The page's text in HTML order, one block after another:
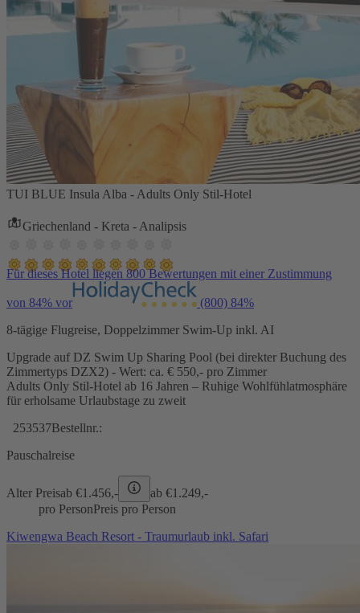
TUI BLUE Insula Alba - Adults Only Stil-Hotel
Griechenland - Kreta - Analipsis
Für dieses Hotel liegen 800 Bewertungen mit einer Zustimmung
von 84% vor (800) 84%
8-tägige Flugreise, Doppelzimmer Swim-Up inkl. AI
Upgrade auf DZ Swim Up Sharing Pool (bei direkter Buchung des
Zimmertyps DZX2) - Wert: ca. € 550,- pro Zimmer
Adults Only Stil-Hotel ab 16 Jahren – Ruhige Wohlfühlatmosphäre
für erholsame Urlaubstage zu zweit
253537Bestellnr.:
Pauschalreise
Alter Preisab €1.456,- ab €1.249,-
pro PersonPreis pro Person
Kiwengwa Beach Resort - Traumurlaub inkl. Safari